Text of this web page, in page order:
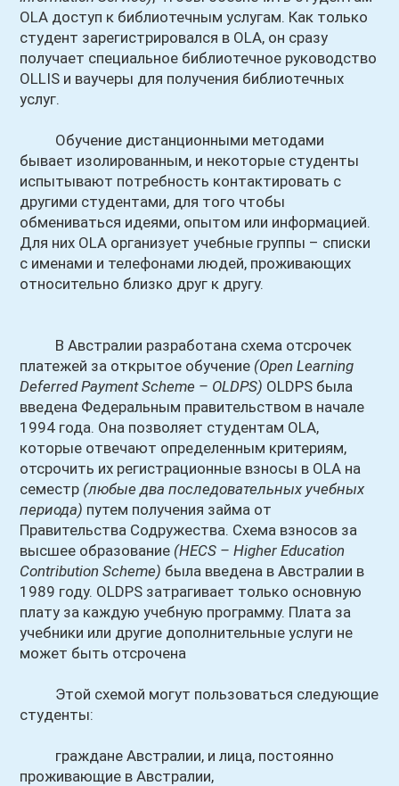
OLA доступ к библиотечным услугам. Как только
студент зарегистрировался в OLA, он сразу
получает специальное библиотечное руководство
OLLIS и ваучеры для получения библиотечных
услуг.
Обучение дистанционными методами
бывает изолированным, и некоторые студенты
испытывают потребность контактировать с
другими студентами, для того чтобы
обмениваться идеями, опытом или информацией.
Для них OLA организует учебные группы – списки
с именами и телефонами людей, проживающих
относительно близко друг к другу.
В Австралии разработана схема отсрочек
платежей за открытое обучение (Open Learning
Deferred Payment Scheme – OLDPS) OLDPS была
введена Федеральным правительством в начале
1994 года. Она позволяет студентам OLA,
которые отвечают определенным критериям,
отсрочить их регистрационные взносы в OLA на
семестр (любые два последовательных учебных
периода) путем получения займа от
Правительства Содружества. Схема взносов за
высшее образование (HECS – Higher Education
Contribution Scheme) была введена в Австралии в
1989 году. OLDPS затрагивает только основную
плату за каждую учебную программу. Плата за
учебники или другие дополнительные услуги не
может быть отсрочена
Этой схемой могут пользоваться следующие
студенты:
граждане Австралии, и лица, постоянно
проживающие в Австралии,